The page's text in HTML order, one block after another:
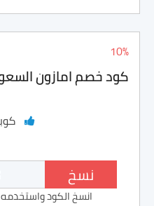
10%
كود خصم امازون
نسخ
انسخ الكود